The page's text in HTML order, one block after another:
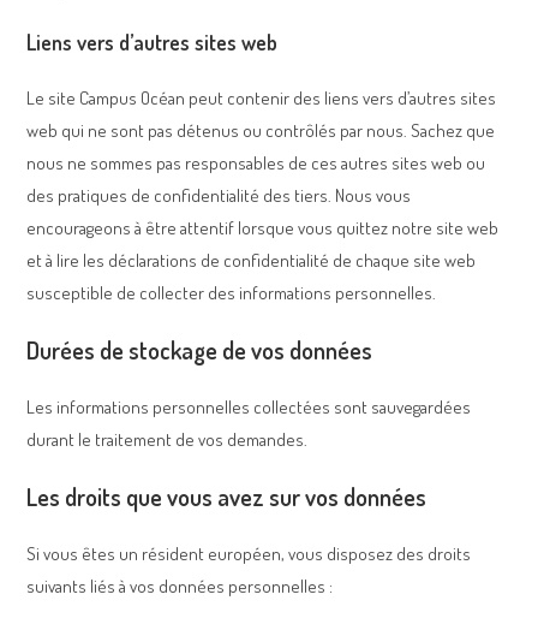
Liens vers d’autres sites web
Le site Campus Océan peut contenir des liens vers d’autres sites
web qui ne sont pas détenus ou contrôlés par nous. Sachez que
nous ne sommes pas responsables de ces autres sites web ou
des pratiques de confidentialité des tiers. Nous vous
encourageons à être attentif lorsque vous quittez notre site web
et à lire les déclarations de confidentialité de chaque site web
susceptible de collecter des informations personnelles.
Durées de stockage de vos données
Les informations personnelles collectées sont sauvegardées
durant le traitement de vos demandes.
Les droits que vous avez sur vos données
Si vous êtes un résident européen, vous disposez des droits
suivants liés à vos données personnelles :